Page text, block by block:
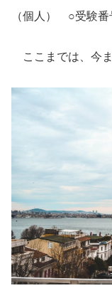
（個人） ○受
ここまでは、今ま